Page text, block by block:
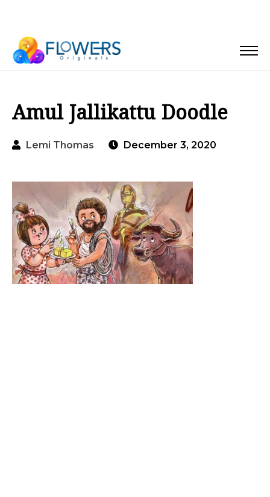
Amul Jallikattu Doodle
Lemi Thomas December 3, 2020